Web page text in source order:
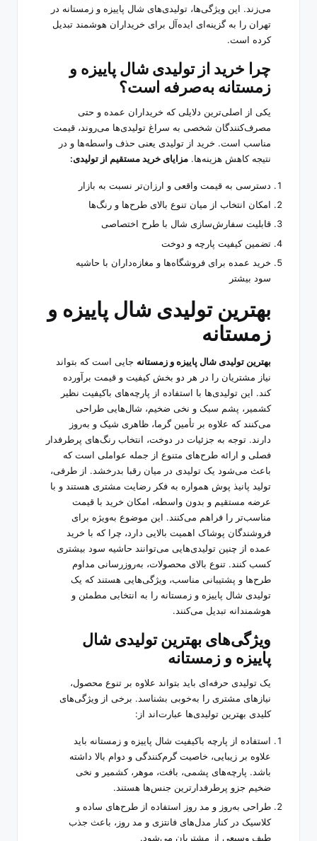
می‌زند. این ویژگی‌ها، تولیدی‌های شال پاییزه و زمستانه در
تهران را به گزینه‌ای ایده‌آل برای خریداران هوشمند تبدیل
کرده است.
چرا خرید از تولیدی شال پاییزه و
زمستانه به‌صرفه است؟
یکی از اصلی‌ترین دلایلی که خریداران عمده و حتی
مصرف‌کنندگان شخصی به سراغ تولیدی‌ها می‌روند، قیمت
مناسب است. خرید از تولیدی یعنی حذف واسطه‌ها و در
نتیجه کاهش هزینه‌ها. مزایای خرید مستقیم از تولیدی:
دسترسی به قیمت واقعی و ارزان‌تر نسبت به بازار
امکان انتخاب از میان تنوع بالای طرح‌ها و رنگ‌ها
قابلیت سفارش‌سازی شال با طرح اختصاصی
تضمین کیفیت پارچه و دوخت
خرید عمده برای فروشگاه‌ها و مغازه‌داران با حاشیه
سود بیشتر
بهترین تولیدی شال پاییزه و
زمستانه
بهترین تولیدی شال پاییزه و زمستانه جایی است که بتواند
نیاز مشتریان را در هر دو بخش کیفیت و قیمت برآورده
کند. این تولیدی‌ها با استفاده از پارچه‌های باکیفیت نظیر
کشمیر، پشم سبک و نخی ضخیم، شال‌هایی طراحی
می‌کنند که علاوه بر تأمین گرما، ظاهری شیک و به‌روز
دارند. توجه به جزئیات در دوخت، انتخاب رنگ‌های پرطرفدار
فصلی و ارائه طرح‌های متنوع از جمله عواملی است که
باعث می‌شود یک تولیدی در میان رقبا بدرخشد. از طرفی،
تولید پانیذ پوش همواره به فکر رضایت مشتری هستند و با
عرضه مستقیم و بدون واسطه، امکان خرید با قیمت
مناسب‌تر را فراهم می‌کنند. این موضوع به‌ویژه برای
فروشندگان پوشاک اهمیت بالایی دارد، چرا که با خرید
عمده از چنین تولیدی‌هایی می‌توانند حاشیه سود بیشتری
کسب کنند. تنوع بالای محصولات، به‌روزرسانی مداوم
طرح‌ها و پشتیبانی مناسب، ویژگی‌هایی هستند که یک
تولیدی شال پاییزه و زمستانه را به انتخابی مطمئن و
هوشمندانه تبدیل می‌کنند.
ویژگی‌های بهترین تولیدی شال
پاییزه و زمستانه
یک تولیدی حرفه‌ای باید بتواند علاوه بر تنوع محصول،
نیازهای مشتری را به‌خوبی بشناسد. برخی از ویژگی‌های
کلیدی بهترین تولیدی‌ها عبارت‌اند از:
استفاده از پارچه باکیفیت شال پاییزه و زمستانه باید
علاوه بر زیبایی، خاصیت گرم‌کنندگی و دوام بالا داشته
باشد. پارچه‌های پشمی، بافت، موهر، کشمیر و نخی
ضخیم جزو پرطرفدارترین جنس‌ها هستند.
طراحی به‌روز و مد روز استفاده از طرح‌های ساده و
کلاسیک در کنار مدل‌های فانتزی و مد روز، باعث جذب
طیف وسیعی از مشتریان می‌شود.